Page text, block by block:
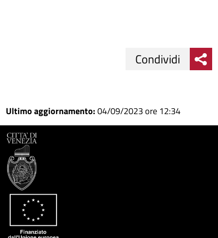
su
Facebook
Condividi
su
Condividi
Condividi
Ultimo aggiornamento:04/09/2023 ore 12:34